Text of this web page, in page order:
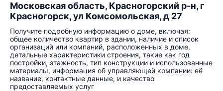
Московская область, Красногорский р-н, г
Красногорск, ул Комсомольская, д 27
Получите подробную информацию о доме, включая:
общее количество квартир в здании, наличие и список
организаций или компаний, расположенных в доме,
детальные характеристики строения, такие как год
постройки, этажность, тип конструкции и использованные
материалы, информация об управляющей компании: её
название, контактные данные, и качество
предоставляемых услуг